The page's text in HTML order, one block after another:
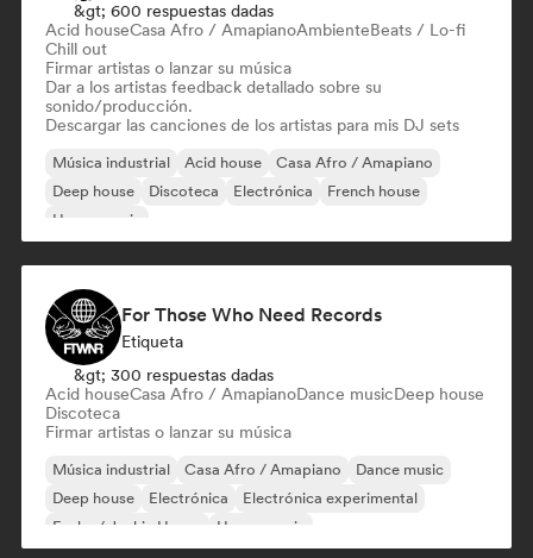
&gt; 600 respuestas dadas
Acid houseCasa Afro / AmapianoAmbienteBeats / Lo-fi
Chill out
Firmar artistas o lanzar su música
Dar a los artistas feedback detallado sobre su
sonido/producción.
Descargar las canciones de los artistas para mis DJ sets
Música industrial Acid house
Casa Afro / Amapiano
Deep house
Discoteca Electrónica
French house
House music
For Those Who Need Records
Etiqueta
&gt; 300 respuestas dadas
Acid houseCasa Afro / AmapianoDance musicDeep house
Discoteca
Firmar artistas o lanzar su música
Música industrial Casa Afro / Amapiano
Dance music
Deep house
Electrónica
Electrónica experimental
Funky / Jackin House
House music